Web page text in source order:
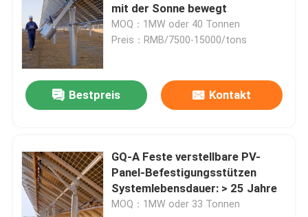
mit der Sonne bewegt
MOQ：1MW oder 40 Tonnen
Preis：RMB/7500-15000/tons
Bestpreis Kontakt
GQ-A Feste verstellbare PV-
Panel-Befestigungsstützen
Systemlebensdauer: > 25 Jahre
MOQ：1MW oder 33 Tonnen